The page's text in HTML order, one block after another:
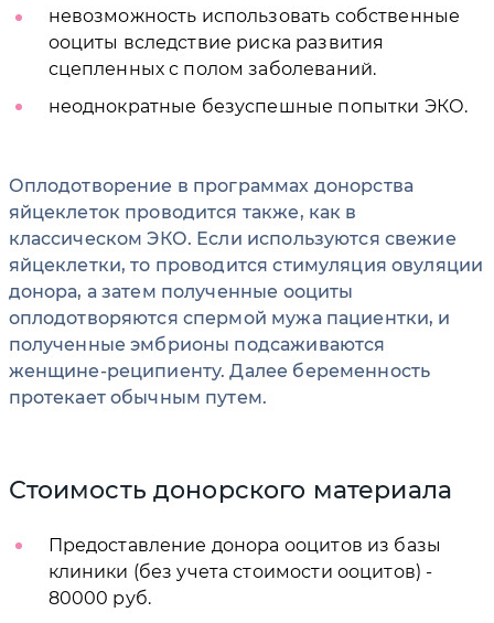
невозможность использовать собственные
ооциты вследствие риска развития
сцепленных с полом заболеваний.
неоднократные безуспешные попытки ЭКО.
Оплодотворение в программах донорства
яйцеклеток проводится также, как в
классическом ЭКО. Если используются свежие
яйцеклетки, то проводится стимуляция овуляции
донора, а затем полученные ооциты
оплодотворяются спермой мужа пациентки, и
полученные эмбрионы подсаживаются
женщине-реципиенту. Далее беременность
протекает обычным путем.
Стоимость донорского материала
Предоставление донора ооцитов из базы
клиники (без учета стоимости ооцитов) -
80000 руб.